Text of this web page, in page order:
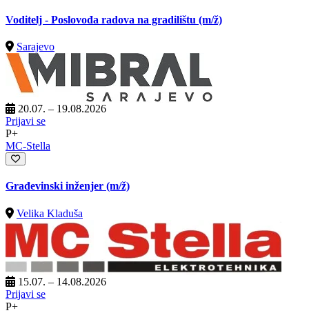
Voditelj - Poslovođa radova na gradilištu (m/ž)
Sarajevo
20.07. – 19.08.2026
Prijavi se
P+
MC-Stella
Građevinski inženjer (m/ž)
Velika Kladuša
15.07. – 14.08.2026
Prijavi se
P+